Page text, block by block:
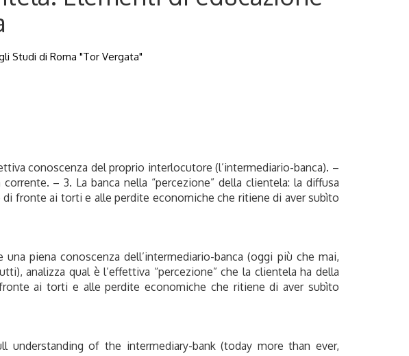
Studi di Roma "Tor Vergata"
conoscenza del proprio interlocutore (l’intermediario-banca). –
– 3. La banca nella “percezione” della clientela: la diffusa
fronte ai torti e alle perdite economiche che ritiene di aver subìto
piena conoscenza dell’intermediario-banca (oggi più che mai,
analizza qual è l’effettiva “percezione” che la clientela ha della
ai torti e alle perdite economiche che ritiene di aver subìto
of the intermediary-bank (today more than ever,